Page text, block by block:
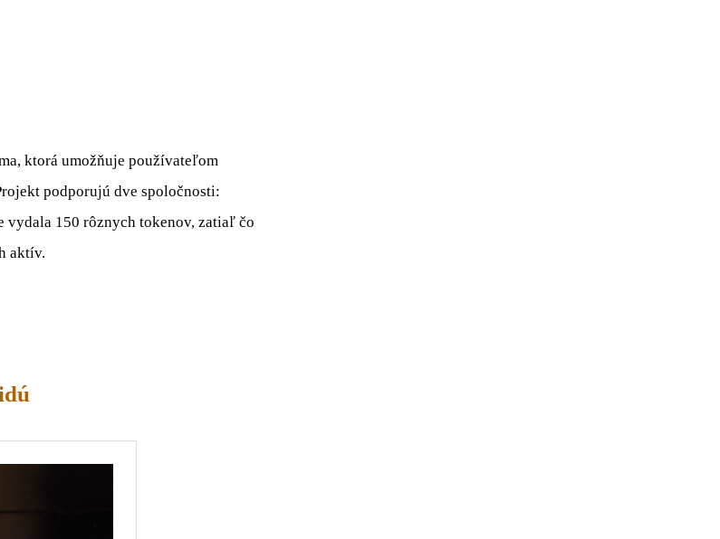
ktorá umožňuje používateľom
podporujú dve spoločnosti:
vydala 150 rôznych tokenov, zatiaľ čo
aktív.